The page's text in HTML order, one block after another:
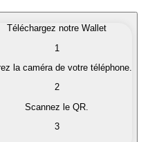
qui vous intéressent
en monnaie
Téléchargez notre Wallet
1
la caméra de votre téléphone.
2
Scannez le QR.
3